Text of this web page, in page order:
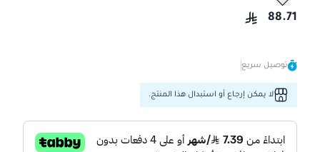
فيشي شامبو منعم 200مل
88.71
توصيل سريع
لا يمكن إرجاع أو استبدال هذا المنتج.